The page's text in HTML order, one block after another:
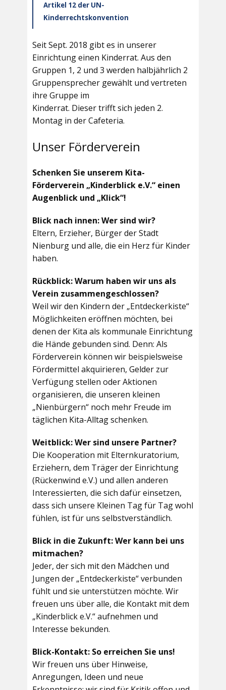
Artikel 12 der UN-
Kinderrechtskonvention
Seit Sept. 2018 gibt es in unserer
Einrichtung einen Kinderrat. Aus den
Gruppen 1, 2 und 3 werden halbjährlich 2
Gruppensprecher gewählt und vertreten
ihre Gruppe im
Kinderrat. Dieser trifft sich jeden 2.
Montag in der Cafeteria.
Unser Förderverein
Schenken Sie unserem Kita-
Förderverein „Kinderblick e.V.“ einen
Augenblick und „Klick“!
Blick nach innen: Wer sind wir?
Eltern, Erzieher, Bürger der Stadt
Nienburg und alle, die ein Herz für Kinder
haben.
Rückblick: Warum haben wir uns als
Verein zusammengeschlossen?
Weil wir den Kindern der „Entdeckerkiste“
Möglichkeiten eröffnen möchten, bei
denen der Kita als kommunale Einrichtung
die Hände gebunden sind. Denn: Als
Förderverein können wir beispielsweise
Fördermittel akquirieren, Gelder zur
Verfügung stellen oder Aktionen
organisieren, die unseren kleinen
„Nienbürgern“ noch mehr Freude im
täglichen Kita-Alltag schenken.
Weitblick: Wer sind unsere Partner?
Die Kooperation mit Elternkuratorium,
Erziehern, dem Träger der Einrichtung
(Rückenwind e.V.) und allen anderen
Interessierten, die sich dafür einsetzen,
dass sich unsere Kleinen Tag für Tag wohl
fühlen, ist für uns selbstverständlich.
Blick in die Zukunft: Wer kann bei uns
mitmachen?
Jeder, der sich mit den Mädchen und
Jungen der „Entdeckerkiste“ verbunden
fühlt und sie unterstützen möchte. Wir
freuen uns über alle, die Kontakt mit dem
„Kinderblick e.V.“ aufnehmen und
Interesse bekunden.
Blick-Kontakt: So erreichen Sie uns!
Wir freuen uns über Hinweise,
Anregungen, Ideen und neue